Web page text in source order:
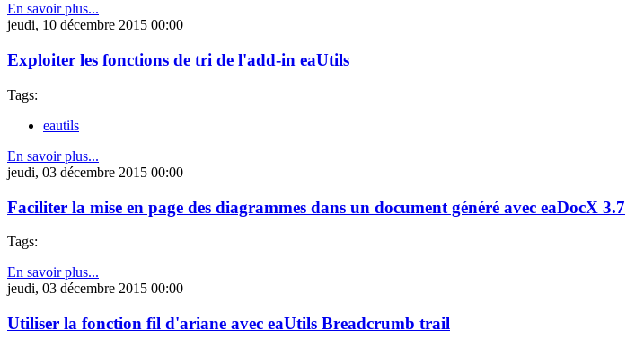
En savoir plus...
jeudi, 10 décembre 2015 00:00
Exploiter les fonctions de tri de l'add-in eaUtils
Tags:
eautils
En savoir plus...
jeudi, 03 décembre 2015 00:00
Faciliter la mise en page des diagrammes dans un document généré avec eaDocX 3.7
Tags:
En savoir plus...
jeudi, 03 décembre 2015 00:00
Utiliser la fonction fil d'ariane avec eaUtils Breadcrumb trail